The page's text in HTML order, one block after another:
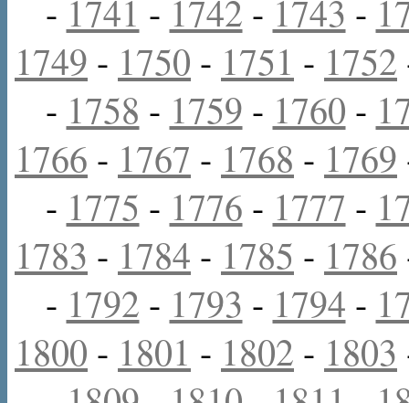
- 1741 - 1742 - 1743 -
1749 - 1750 - 1751 - 1752
- 1758 - 1759 - 1760 -
1766 - 1767 - 1768 - 1769
- 1775 - 1776 - 1777 -
1783 - 1784 - 1785 - 1786
- 1792 - 1793 - 1794 -
1800 - 1801 - 1802 - 1803